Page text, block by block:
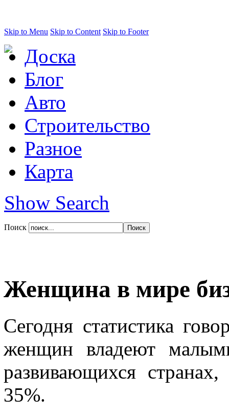
Skip to Menu Skip to Content Skip to Footer
Доска
Блог
Авто
Строительство
Разное
Карта
Show Search
Поиск
Женщина в мире
Сегодня статистика
женщин владеют
развивающихся
35%.